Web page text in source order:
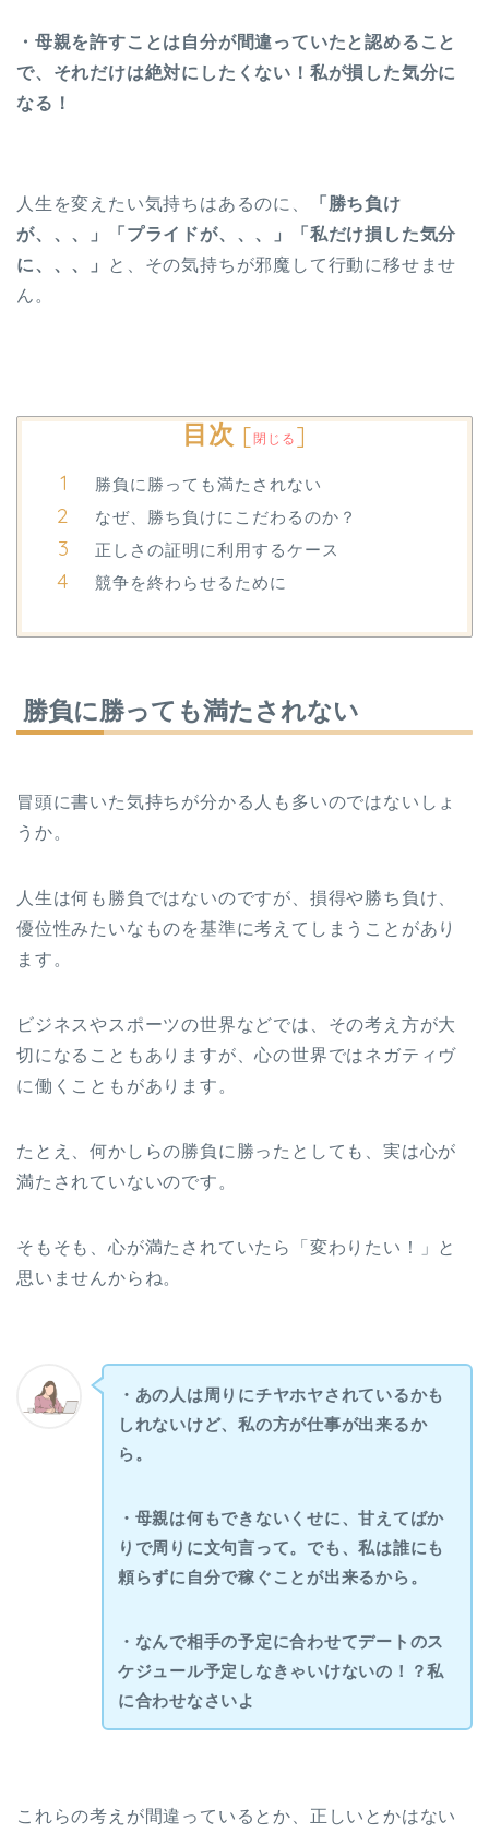
・母親を許すことは自分が間違っていたと認めること
で、それだけは絶対にしたくない！私が損した気分に
なる！
人生を変えたい気持ちはあるのに、
「勝ち負け
が、、、」「プライドが、、、」「私だけ損した気分
に、、、」
と、その気持ちが邪魔して行動に移せませ
ん。
目次 [閉じる ]
勝負に勝っても満たされない
なぜ、勝ち負けにこだわるのか？
正しさの証明に利用するケース
競争を終わらせるために
勝負に勝っても満たされない
冒頭に書いた気持ちが分かる人も多いのではないしょ
うか。
人生は何も勝負ではないのですが、損得や勝ち負け、
優位性みたいなものを基準に考えてしまうことがあり
ます。
ビジネスやスポーツの世界などでは、その考え方が大
切になることもありますが、心の世界ではネガティヴ
に働くこともがあります。
たとえ、何かしらの勝負に勝ったとしても、実は心が
満たされていないのです。
そもそも、心が満たされていたら「変わりたい！」と
思いませんからね。
・あの人は周りにチヤホヤされているかも
しれないけど、私の方が仕事が出来るか
ら。
・母親は何もできないくせに、甘えてばか
りで周りに文句言って。でも、私は誰にも
頼らずに自分で稼ぐことが出来るから。
・なんで相手の予定に合わせてデートのス
ケジュール予定しなきゃいけないの！？私
に合わせなさいよ
これらの考えが間違っているとか、正しいとかはない